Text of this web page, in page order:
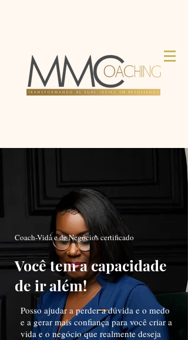
Coach-Vida e de Negócios certificado
Você tem a capacidade
de ir além!
Posso ajudar a perder a dúvida e o medo
e a gerar mais confiança para você criar a
vida e o negócio que realmente deseja